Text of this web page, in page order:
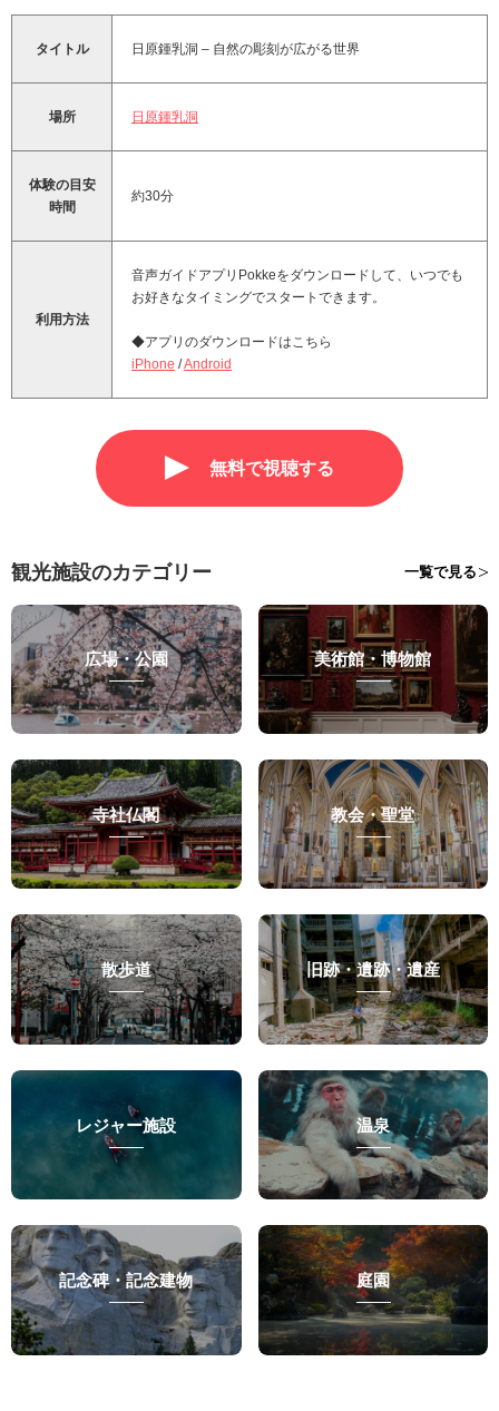
タイトル 日原鍾乳洞 – 自然の彫刻が広がる世界
場所 日原鍾乳洞
体験の目安
時間
約30分
利用方法
音声ガイドアプリPokkeをダウンロードして、いつでも
お好きなタイミングでスタートできます。
◆アプリのダウンロードはこちら
iPhone /Android
無料で視聴する
観光施設のカテゴリー 一覧で見る
広場・公園 美術館・博物館
寺社仏閣 教会・聖堂
散歩道 旧跡・遺跡・遺産
レジャー施設 温泉
記念碑・記念建物 庭園